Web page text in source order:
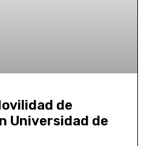
de
Universidad de